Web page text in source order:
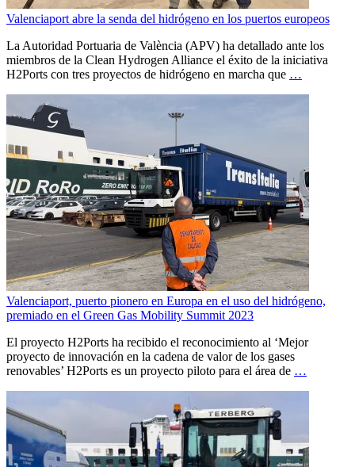
Valenciaport abre la senda del hidrógeno en los puertos europeos
La Autoridad Portuaria de València (APV) ha detallado ante los
miembros de la Clean Hydrogen Alliance el éxito de la iniciativa
H2Ports con tres proyectos de hidrógeno en marcha que …
Valenciaport, puerto pionero en Europa en el uso del hidrógeno,
premiado en el Green Gas Mobility Summit 2023
El proyecto H2Ports ha recibido el reconocimiento al ‘Mejor
proyecto de innovación en la cadena de valor de los gases
renovables’ H2Ports es un proyecto piloto para el área de …